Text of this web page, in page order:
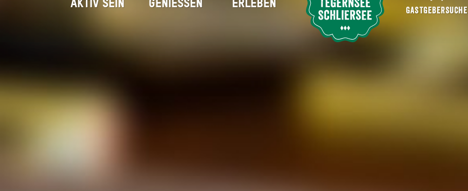
AKTIV SEIN GENIESSEN ERLEBEN
GASTGEBERSUCHE
Suche abschicken